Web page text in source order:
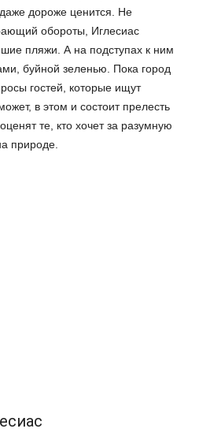
дороже ценится. Не
обороты, Иглесиас
пляжи. А на подступах к ним
буйной зеленью. Пока город
гостей, которые ищут
в этом и состоит прелесть
те, кто хочет за разумную
природе.